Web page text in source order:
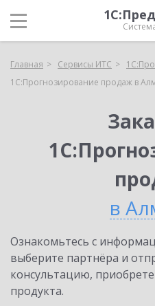
Главная Сервисы ИТС
1С:Прогнозирование продаж в
в
Ознакомьтесь с
выберите партнёра и
консультацию,
продукта.